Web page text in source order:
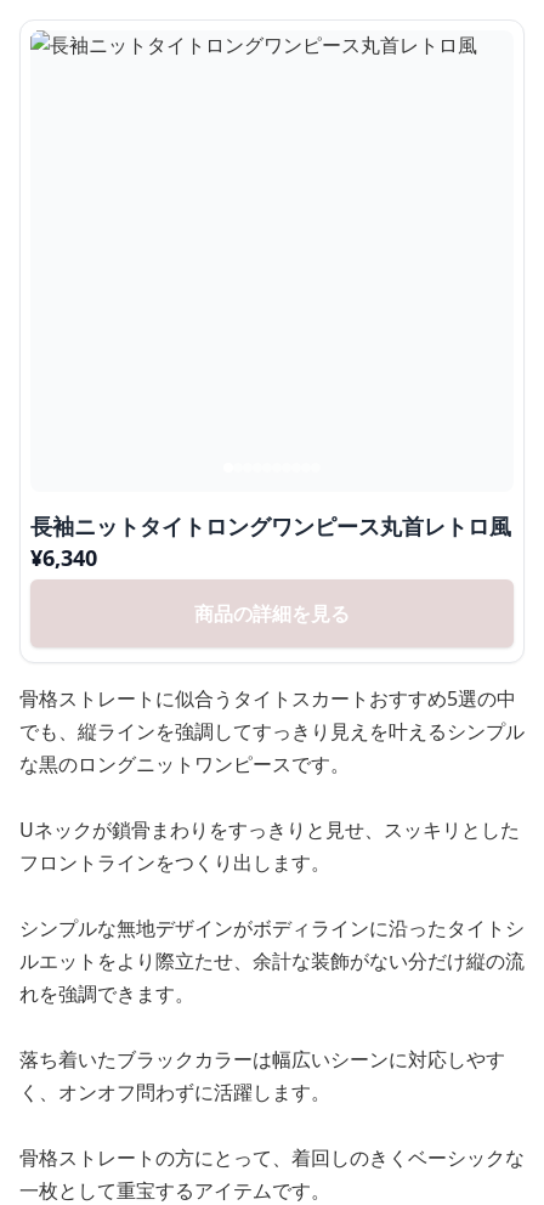
長袖ニットタイトロングワンピース丸首レトロ風
¥6,340
商品の詳細を見る
骨格ストレートに似合うタイトスカートおすすめ5選の中
でも、縦ラインを強調してすっきり見えを叶えるシンプル
な黒のロングニットワンピースです。
Uネックが鎖骨まわりをすっきりと見せ、スッキリとした
フロントラインをつくり出します。
シンプルな無地デザインがボディラインに沿ったタイトシ
ルエットをより際立たせ、余計な装飾がない分だけ縦の流
れを強調できます。
落ち着いたブラックカラーは幅広いシーンに対応しやす
く、オンオフ問わずに活躍します。
骨格ストレートの方にとって、着回しのきくベーシックな
一枚として重宝するアイテムです。